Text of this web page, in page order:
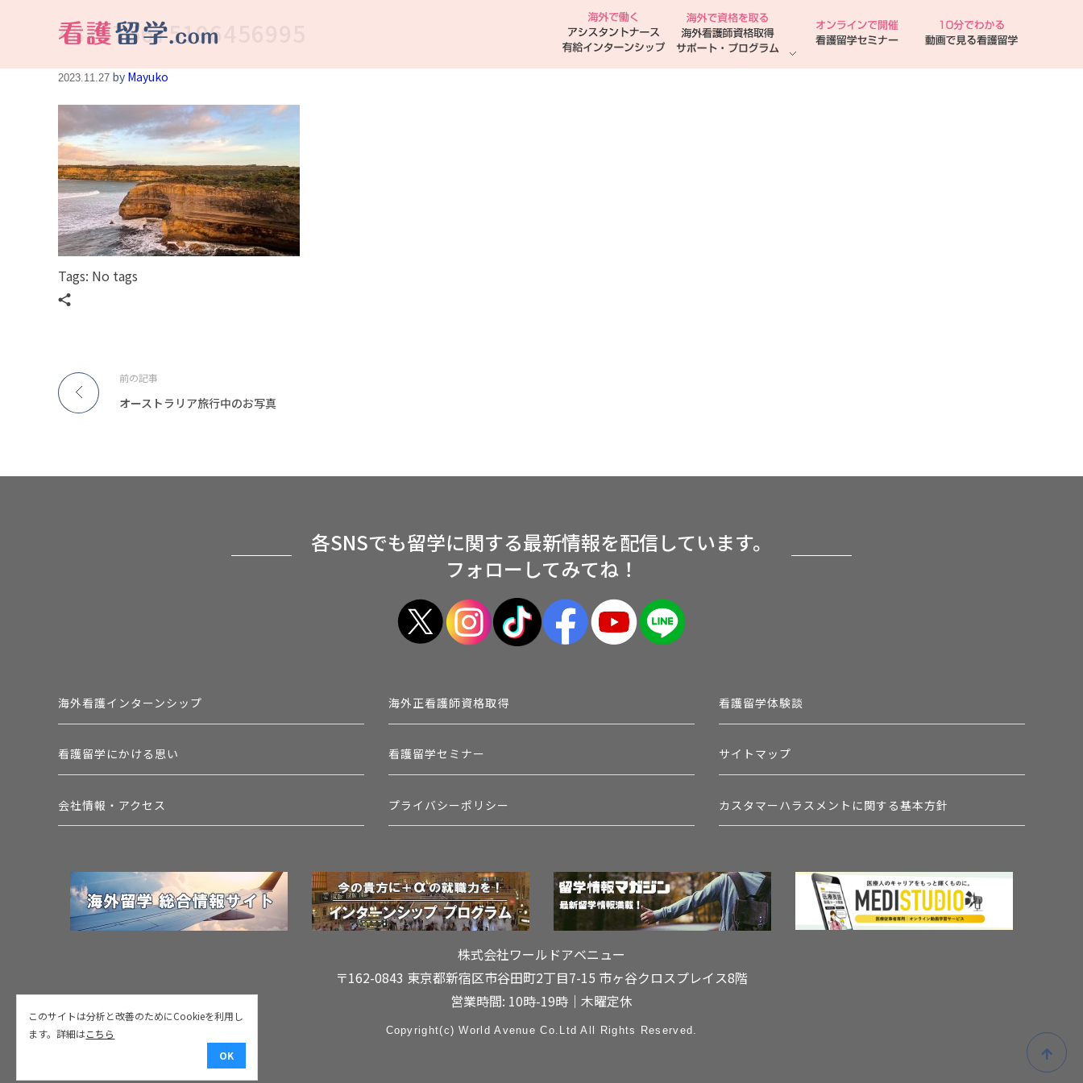
このサイトは分析と改善のためにCookieを利用し
ます。詳細はこちら
OK
看護留学.com
World Avenueは海外就職、 永住を目指す看護留学をサポートします !
481675675196456995
2023.11.27 by Mayuko
Tags: No tags
前の記事
オーストラリア旅行中のお写真
各SNSでも留学に関する最新情報を配信しています。
フォローしてみてね！
海外看護インターンシップ
看護留学にかける思い
会社情報・アクセス
海外正看護師資格取得
看護留学セミナー
プライバシーポリシー
看護留学体験談
サイトマップ
カスタマーハラスメントに関する基本方針
株式会社ワールドアベニュー
〒162-0843 東京都新宿区市谷田町2丁目7-15 市ヶ谷クロスプレイス8階
営業時間: 10時-19時｜木曜定休
Copyright(c) World Avenue Co.Ltd All Rights Reserved.